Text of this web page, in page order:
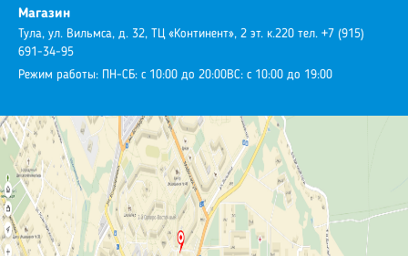
Магазин
Тула, ул. Вильмса, д. 32, ТЦ «Континент», 2 эт. к.220 тел. +7 (915)
691-34-95
Режим работы: ПН-СБ: с 10:00 до 20:00ВС: с 10:00 до 19:00